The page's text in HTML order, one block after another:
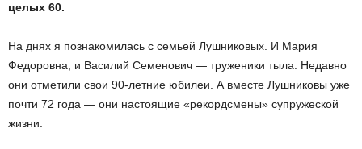
целых 60.
На днях я познакомилась с семьей Лушниковых. И Мария
Федоровна, и Василий Семенович — труженики тыла. Недавно
они отметили свои 90-летние юбилеи. А вместе Лушниковы уже
почти 72 года — они настоящие «рекордсмены» супружеской
жизни.